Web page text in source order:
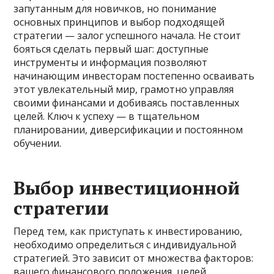
запутанным для новичков, но понимание
основных принципов и выбор подходящей
стратегии — залог успешного начала. Не стоит
бояться сделать первый шаг: доступные
инструменты и информация позволяют
начинающим инвесторам постепенно осваивать
этот увлекательный мир, грамотно управляя
своими финансами и добиваясь поставленных
целей. Ключ к успеху — в тщательном
планировании, диверсификации и постоянном
обучении.
Выбор инвестиционной
стратегии
Перед тем, как приступать к инвестированию,
необходимо определиться с индивидуальной
стратегией. Это зависит от множества факторов: